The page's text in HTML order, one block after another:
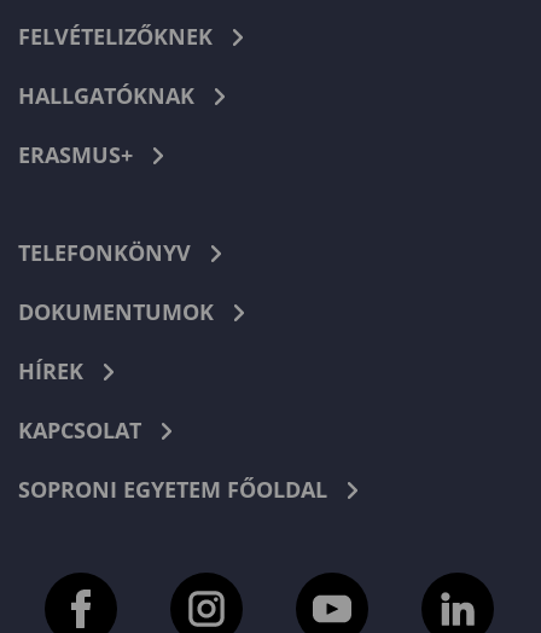
FELVÉTELIZŐKNEK
HALLGATÓKNAK
ERASMUS+
TELEFONKÖNYV
DOKUMENTUMOK
HÍREK
KAPCSOLAT
SOPRONI EGYETEM FŐOLDAL